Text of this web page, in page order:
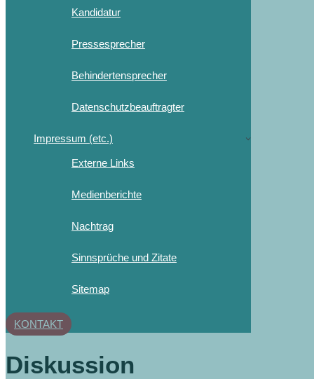
Kandidatur
Pressesprecher
Behindertensprecher
Datenschutzbeauftragter
Impressum (etc.)
Externe Links
Medienberichte
Nachtrag
Sinnsprüche und Zitate
Sitemap
KONTAKT
Diskussion